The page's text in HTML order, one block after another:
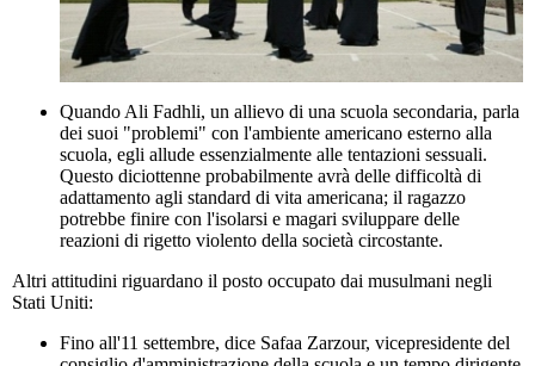
Quando Ali Fadhli, un allievo di una scuola secondaria, parla
dei suoi "problemi" con l'ambiente americano esterno alla
scuola, egli allude essenzialmente alle tentazioni sessuali.
Questo diciottenne probabilmente avrà delle difficoltà di
adattamento agli standard di vita americana; il ragazzo
potrebbe finire con l'isolarsi e magari sviluppare delle
reazioni di rigetto violento della società circostante.
Altri attitudini riguardano il posto occupato dai musulmani negli
Stati Uniti:
Fino all'11 settembre, dice Safaa Zarzour, vicepresidente del